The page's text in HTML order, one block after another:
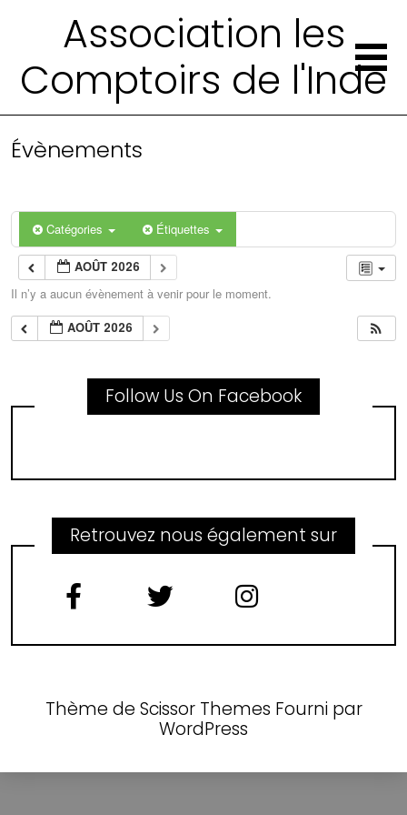
Association les
Comptoirs de l'Inde
Évènements
Catégories Étiquettes
AOÛT 2026
Il n’y a aucun évènement à venir pour le moment.
AOÛT 2026
Follow Us On Facebook
Retrouvez nous également sur
Thème de Scissor Themes Fourni par
WordPress